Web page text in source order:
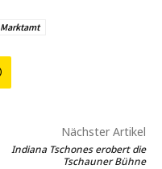
Marktamt
Nächster Artikel
Indiana Tschones erobert die
Tschauner Bühne